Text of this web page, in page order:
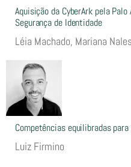
Aquisição da CyberArk pela
Segurança de Identidade
Léia Machado, Mariana
Competências equilibradas para
Luiz Firmino